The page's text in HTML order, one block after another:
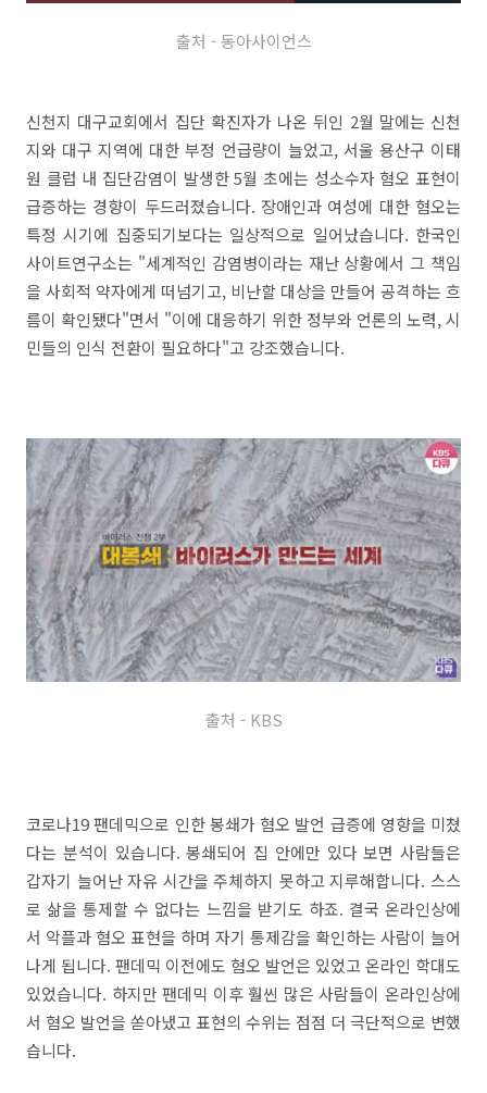
출처 - 동아사이언스
신천지 대구교회에서 집단 확진자가 나온 뒤인 2월 말에는 신천
지와 대구 지역에 대한 부정 언급량이 늘었고, 서울 용산구 이태
원 클럽 내 집단감염이 발생한 5월 초에는 성소수자 혐오 표현이
급증하는 경향이 두드러졌습니다. 장애인과 여성에 대한 혐오는
특정 시기에 집중되기보다는 일상적으로 일어났습니다. 한국인
사이트연구소는 "세계적인 감염병이라는 재난 상황에서 그 책임
을 사회적 약자에게 떠넘기고, 비난할 대상을 만들어 공격하는 흐
름이 확인됐다"면서 "이에 대응하기 위한 정부와 언론의 노력, 시
민들의 인식 전환이 필요하다"고 강조했습니다.
출처 - KBS
코로나19 팬데믹으로 인한 봉쇄가 혐오 발언 급증에 영향을 미쳤
다는 분석이 있습니다. 봉쇄되어 집 안에만 있다 보면 사람들은
갑자기 늘어난 자유 시간을 주체하지 못하고 지루해합니다. 스스
로 삶을 통제할 수 없다는 느낌을 받기도 하죠. 결국 온라인상에
서 악플과 혐오 표현을 하며 자기 통제감을 확인하는 사람이 늘어
나게 됩니다. 팬데믹 이전에도 혐오 발언은 있었고 온라인 학대도
있었습니다. 하지만 팬데믹 이후 훨씬 많은 사람들이 온라인상에
서 혐오 발언을 쏟아냈고 표현의 수위는 점점 더 극단적으로 변했
습니다.